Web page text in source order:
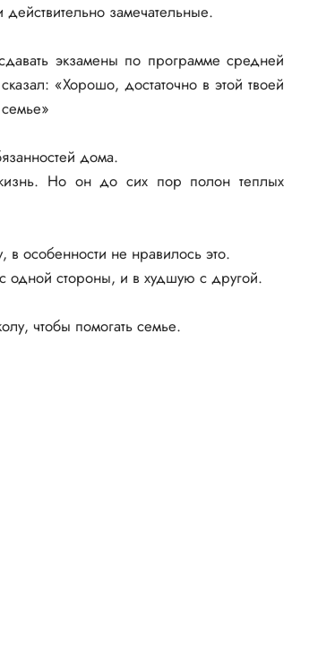
замечательные.
экзамены по программе средней
«Хорошо, достаточно в этой твоей
дома.
Но он до сих пор полон теплых
в особенности не нравилось это.
одной стороны, и в худшую с другой.
чтобы помогать семье.